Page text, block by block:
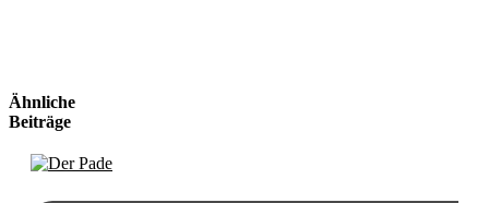
Ähnliche
Beiträge